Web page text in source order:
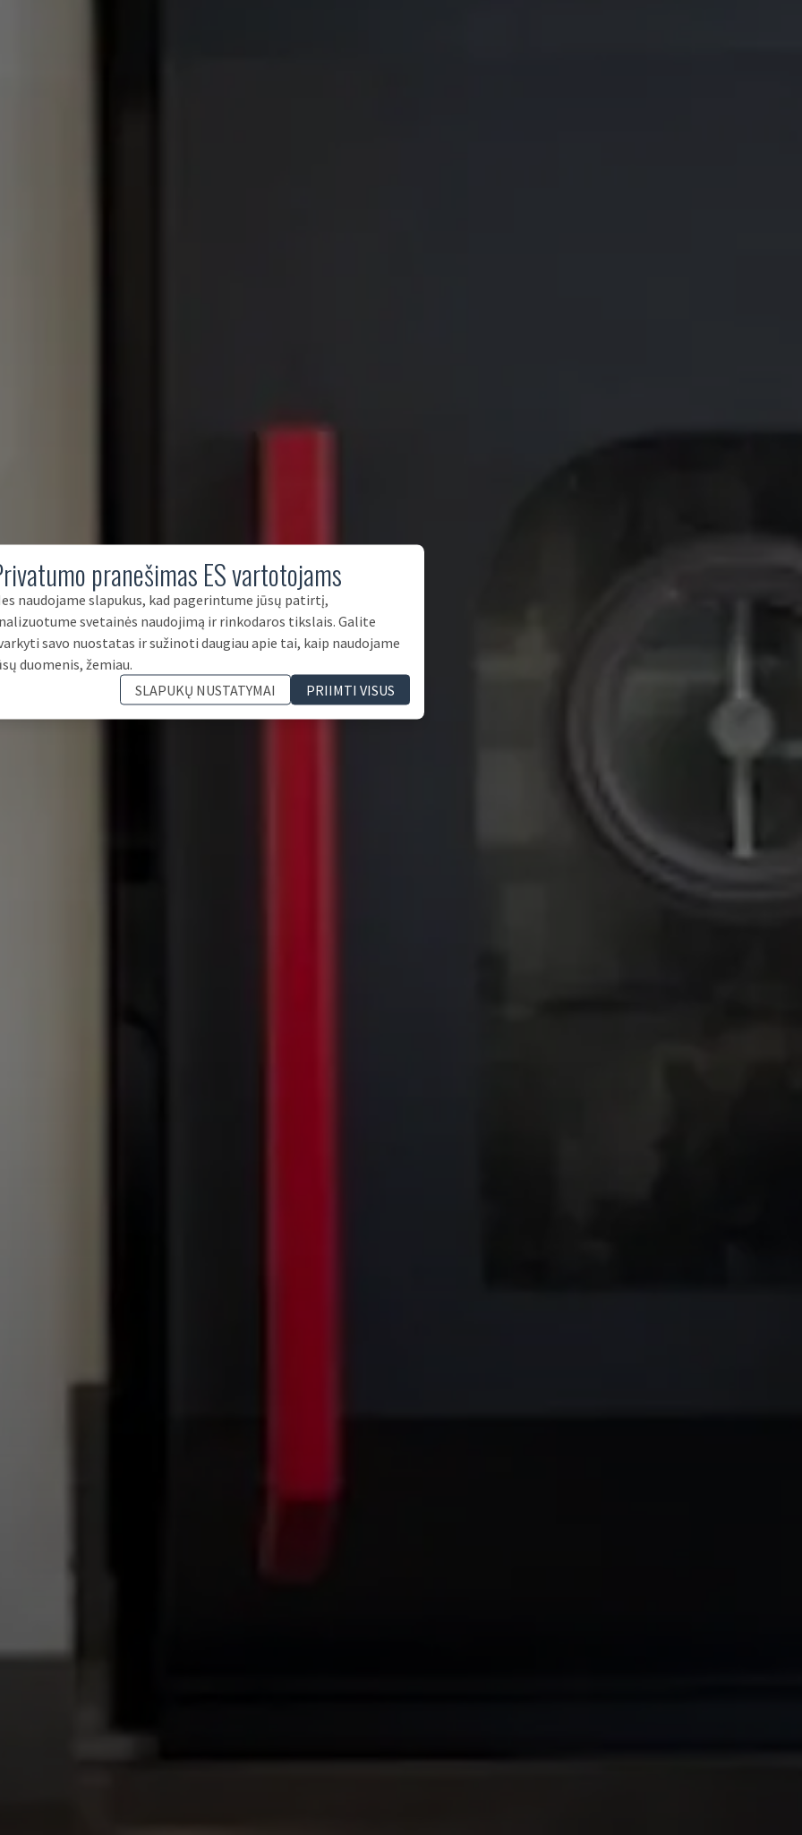
pranešimas ES vartotojams
naudojame slapukus, kad pagerintume jūsų patirtį,
svetainės naudojimą ir rinkodaros tikslais. Galite
savo nuostatas ir sužinoti daugiau apie tai, kaip naudojame
duomenis, žemiau.
SLAPUKŲ NUSTATYMAI
PRIIMTI VISUS